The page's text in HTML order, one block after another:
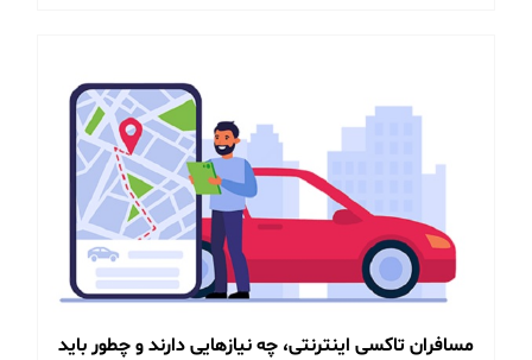
مسافران تاکسی اینترنتی، چه نیازهایی دارند و چطور باید